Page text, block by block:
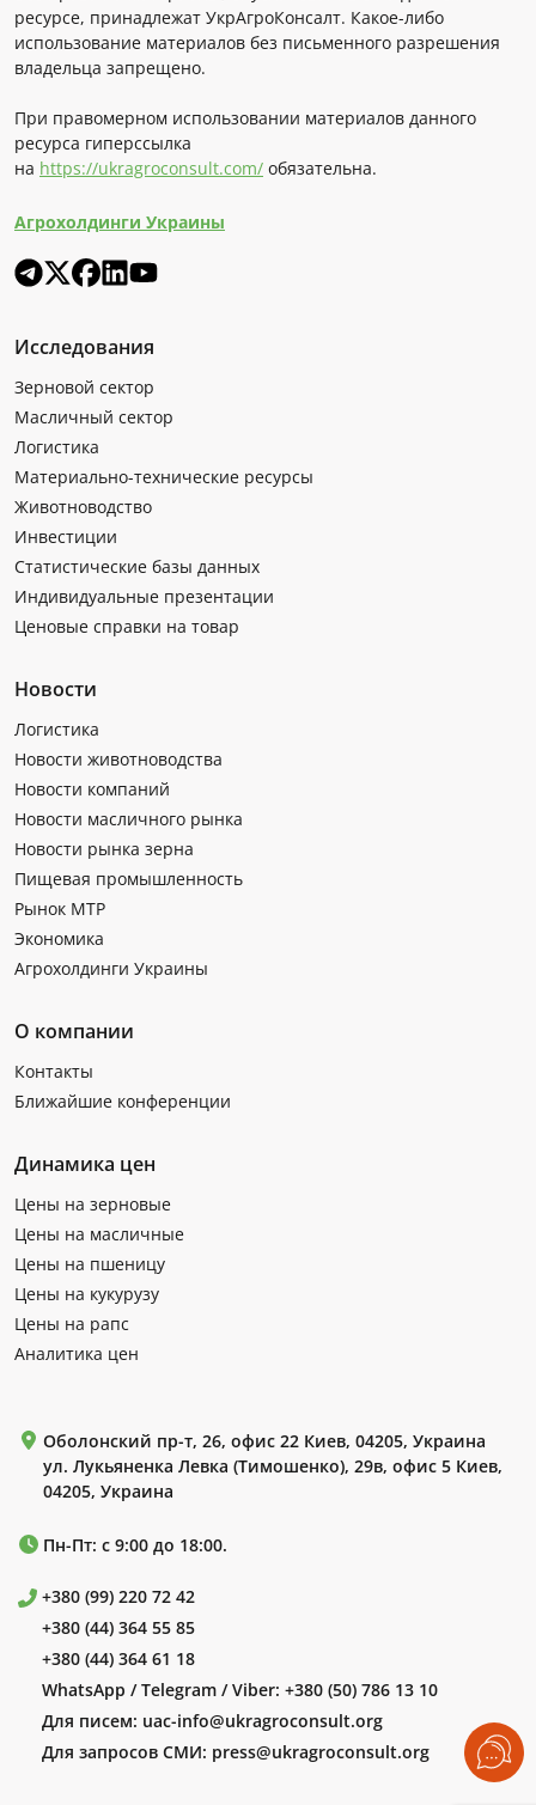
ресурсе, принадлежат УкрАгроКонсалт. Какое-либо
использование материалов без письменного разрешения
владельца запрещено.
При правомерном использовании материалов данного
ресурса гиперссылка
на https://ukragroconsult.com/ обязательна.
Агрохолдинги Украины
Исследования
Зерновой сектор
Масличный сектор
Логистика
Материально-технические ресурсы
Животноводство
Инвестиции
Статистические базы данных
Индивидуальные презентации
Ценовые справки на товар
Новости
Логистика
Новости животноводства
Новости компаний
Новости масличного рынка
Новости рынка зерна
Пищевая промышленность
Рынок МТР
Экономика
Агрохолдинги Украины
О компании
Контакты
Ближайшие конференции
Динамика цен
Цены на зерновые
Цены на масличные
Цены на пшеницу
Цены на кукурузу
Цены на рапс
Аналитика цен
Оболонский пр-т, 26, офис 22 Киев, 04205, Украина
ул. Лукьяненка Левка (Тимошенко), 29в, офис 5 Киев,
04205, Украина
Пн-Пт: с 9:00 до 18:00.
+380 (99) 220 72 42
+380 (44) 364 55 85
+380 (44) 364 61 18
WhatsApp / Telegram / Viber: +380 (50) 786 13 10
Для писем: uac-info@ukragroconsult.org
Для запросов СМИ: press@ukragroconsult.org